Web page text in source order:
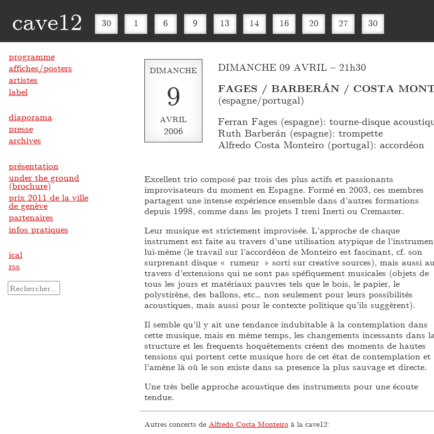
cave12 30 1 6 9 13 14 16 20 27 30
DIMANCHE
9
AVRIL
2006
DIMANCHE 09 AVRIL – 21h30
FAGES / BARBERÁN / COSTA
(espagne/portugal)
Ferran Fages (espagne): tourne-disque
Ruth Barberán (espagne): trompette
Alfredo Costa Monteiro (portugal): accordéon
Excellent trio composé par trois des plus actifs et passionants
improvisateurs du moment en Espagne. Formé en 2003, ces membres
partagent une intense expérience ensemble dans d’autres formations
depuis 1998, comme dans les projets I treni Inerti ou Cremaster.
Leur musique est strictement improvisée. L’approche de chaque
instrument est faite au travers d’une utilisation atypique de
lui-même (le travail sur l’accordéon de Monteiro est fascinant, cf. son
surprenant disque « rumeur » sorti sur creative sources), mais aussi au
travers d’extensions qui ne sont pas spéfiquement musicales (objets de
tous les jours et matériaux pauvres tels que le bois, le papier, le
polystirène, des ballons, etc… non seulement pour leurs possibilités
acoustiques, mais aussi pour le contexte politique qu’ils suggèrent).
Il semble qu’il y ait une tendance indubitable à la contemplation dans
cette musique, mais en même temps, les changements incessants dans
structure et les frequents hoquêtements créent des moments de hautes
tensions qui portent cette musique hors de cet état de contemplation et
l’amène là où le son existe dans sa presence la plus sauvage et directe.
Une très belle approche acoustique des instruments pour une écoute
tendue.
Autres concerts de Alfredo Costa Monteiro à la cave12:
programme
affiches/posters
artistes
label
diaporama
presse
archives
présentation
under the ground
(brochure)
prix 2011 de la ville
de genève
partenaires
infos pratiques
ical
rss
Rechercher :